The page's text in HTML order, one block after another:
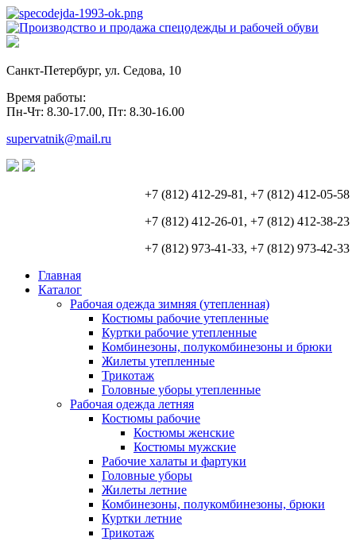
Санкт-Петербург, ул. Седова, 10
Время работы:
Пн-Чт: 8.30-17.00, Пт: 8.30-16.00
supervatnik@mail.ru
+7 (812) 412-29-81, +7 (812) 412-05-58
+7 (812) 412-26-01, +7 (812) 412-38-23
+7 (812) 973-41-33, +7 (812) 973-42-33
Главная
Каталог
Рабочая одежда зимняя (утепленная)
Костюмы рабочие утепленные
Куртки рабочие утепленные
Комбинезоны, полукомбинезоны и брюки
Жилеты утепленные
Трикотаж
Головные уборы утепленные
Рабочая одежда летняя
Костюмы рабочие
Костюмы женские
Костюмы мужские
Рабочие халаты и фартуки
Головные уборы
Жилеты летние
Комбинезоны, полукомбинезоны, брюки
Куртки летние
Трикотаж